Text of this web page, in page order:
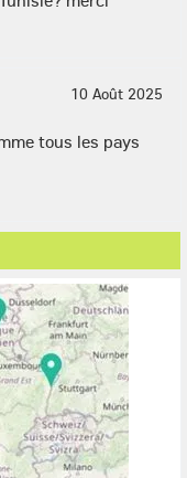
10 Août 2025
tous les pays